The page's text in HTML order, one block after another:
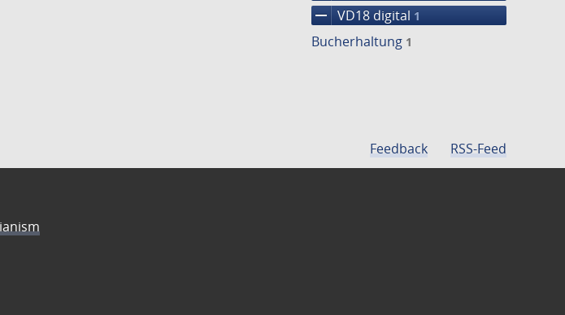
remove VD18 digital 1
Bucherhaltung 1
Feedback RSS-Feed